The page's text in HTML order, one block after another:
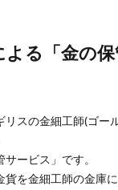
る「金の保
スの金細工師(ゴー
ービス」です。
を金細工師の金庫